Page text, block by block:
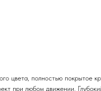
цвета, полностью покрытое
при любом движении.